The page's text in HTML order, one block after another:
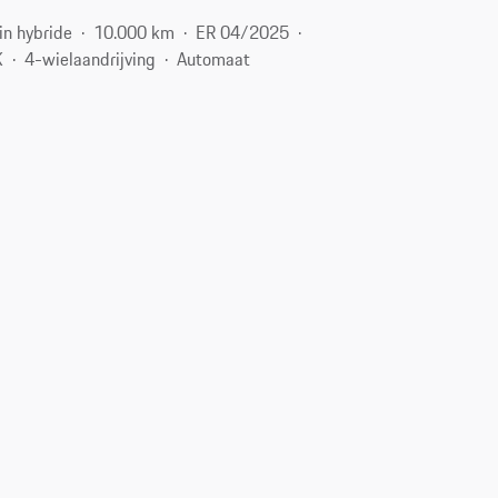
hybride 10.000 km
ER 04/2025
4-wielaandrijving Automaat